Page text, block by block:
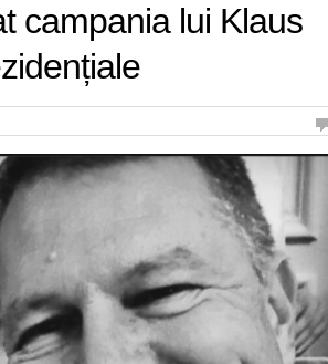
campania lui Klaus